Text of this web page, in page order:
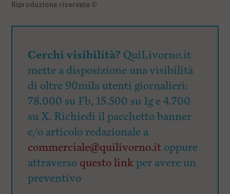
Riproduzione riservata ©
Cerchi visibilità? QuiLivorno.it
mette a disposizione una visibilità
di oltre 90mila utenti giornalieri:
78.000 su Fb, 15.500 su Ig e 4.700
su X. Richiedi il pacchetto banner
e/o articolo redazionale a
commerciale@quilivorno.it oppure
attraverso questo linkper avere un
preventivo